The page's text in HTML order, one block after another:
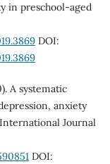
in preschool-aged
DOI:
A systematic
anxiety
Journal
DOI: